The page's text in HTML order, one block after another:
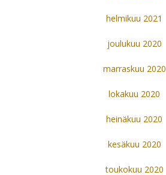
helmikuu 2021
joulukuu 2020
marraskuu 2020
lokakuu 2020
heinäkuu 2020
kesäkuu 2020
toukokuu 2020